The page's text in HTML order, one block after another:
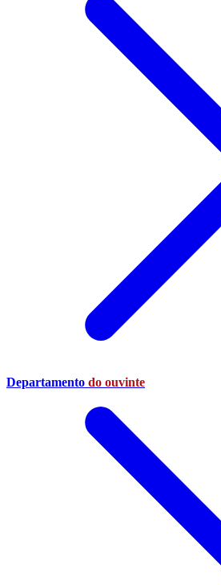
Departamento do ouvinte